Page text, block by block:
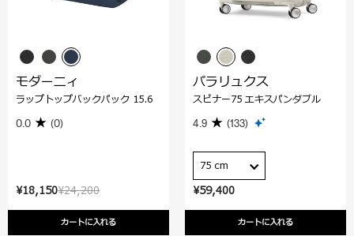
¥24,200
¥18,150
カートに入れる
モダーニィ
ラップトップバックパック 15.6
0.0 (0)
¥59,400
カートに入れる
パラリュクス
スピナー75 エキスパンダブル
4.9 (133)
75 cm